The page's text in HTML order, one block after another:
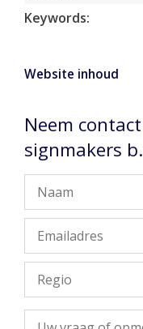
Keywords:
Website inhoud
Neem
signmakers